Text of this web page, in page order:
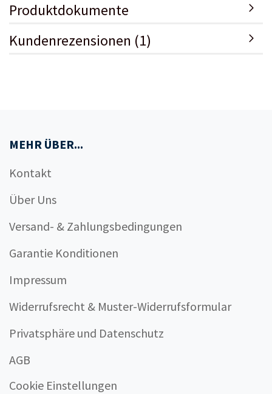
Produktdokumente
Kundenrezensionen (1)
MEHR ÜBER...
Kontakt
Über Uns
Versand- & Zahlungsbedingungen
Garantie Konditionen
Impressum
Widerrufsrecht & Muster-Widerrufsformular
Privatsphäre und Datenschutz
AGB
Cookie Einstellungen